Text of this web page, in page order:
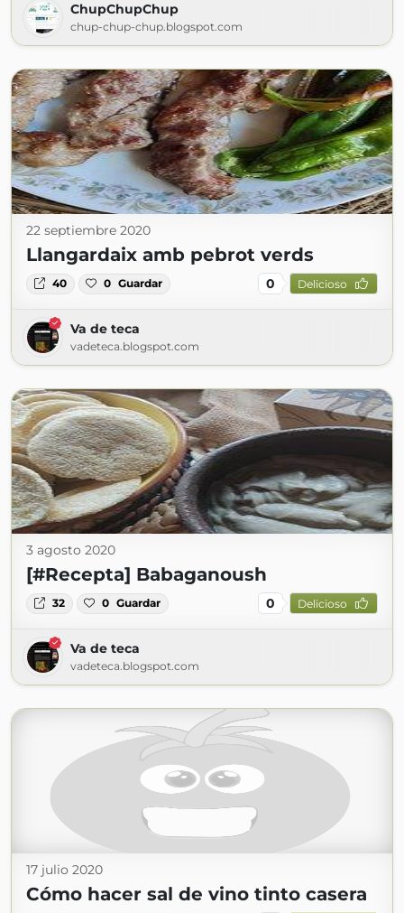
ChupChupChup
chup-chup-chup.blogspot.com
22 septiembre 2020
Llangardaix amb pebrot verds
40 0 Guardar 0 Delicioso
Va de teca
vadeteca.blogspot.com
3 agosto 2020
[#Recepta] Babaganoush
32 0 Guardar 0 Delicioso
Va de teca
vadeteca.blogspot.com
17 julio 2020
Cómo hacer sal de vino tinto casera